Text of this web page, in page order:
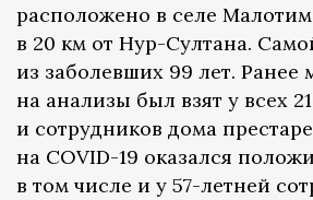
расположено в селе
в 20 км от Нур-Султана.
из заболевших 99 лет. Ранее
на анализы был взят у всех
и сотрудников дома
на COVID-19 оказался
в том числе и у 57-летней